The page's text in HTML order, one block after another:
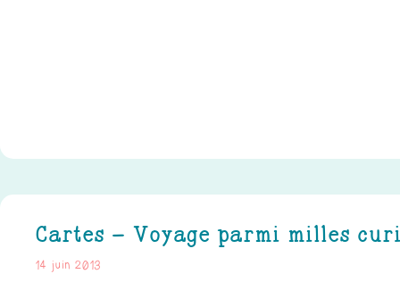
Cartes – Voyage parmi milles
14 juin 2013